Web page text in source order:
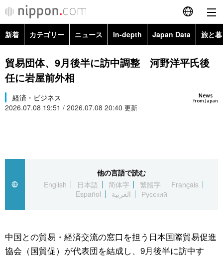
English
简体字
Русский
カテゴリー
国際
社会
文化
アーカイブ
Japan Data
旅と暮らし
動画/Live
新着 カテゴリー ニュース In-depth Japan Data 旅と
政治・外交
経済・ビジネス
国際・海外
文化
科学・技術
暮らし
スポーツ・東京2020
Topics
貿易団体、9月後半に訪中調整 河野洋平氏後
任に岩屋前外相
News
from Japan
経済・ビジネス
2026.07.08 19:51 / 2026.07.08 20:40 更新
他の言語で読む
English
日本語 简体字 繁體字
Français
Español
العربية Русский
中国との貿易・経済交流の窓口を担う日本国際貿易促進
協会（国貿促）が代表団を結成し、9月後半に訪中す